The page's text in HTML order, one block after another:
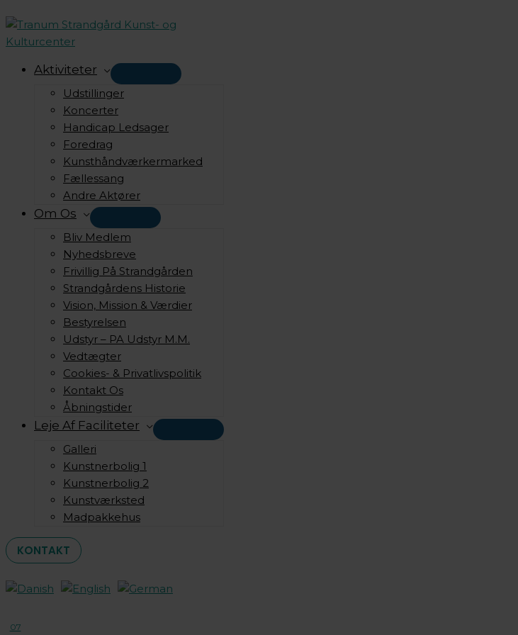
til
indholdet
Aktiviteter
Udstillinger
Koncerter
Handicap Ledsager
Foredrag
Kunsthåndværkermarked
Fællessang
Andre Aktører
Om Os
Bliv Medlem
Nyhedsbreve
Frivillig På Strandgården
Strandgårdens Historie
Vision, Mission & Værdier
Bestyrelsen
Udstyr – PA Udstyr M.m.
Vedtægter
Cookies- & Privatlivspolitik
Kontakt Os
Åbningstider
Leje Af Faciliteter
Galleri
Kunstnerbolig 1
Kunstnerbolig 2
Kunstværksted
Madpakkehus
KONTAKT
07